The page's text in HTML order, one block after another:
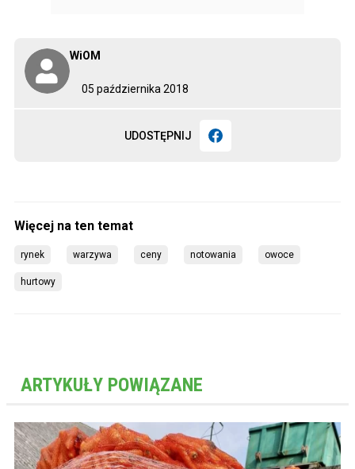
05 października 2018
WiOM
UDOSTĘPNIJ
rynek warzywa ceny notowania owoce
hurtowy
ARTYKUŁY POWIĄZANE